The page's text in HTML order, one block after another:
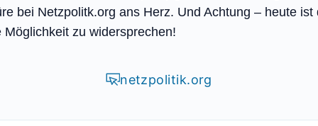
bei Netzpolitk.org ans Herz. Und Achtung – heute ist
Möglichkeit zu widersprechen!
netzpolitik.org